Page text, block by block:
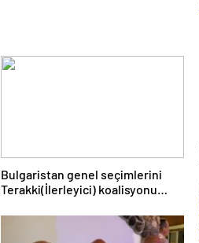
Bulgaristan genel seçimlerini
Terakki(İlerleyici) koalisyonu